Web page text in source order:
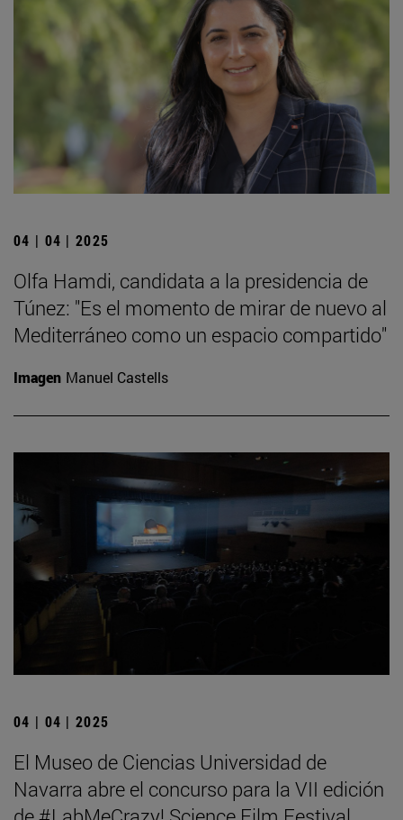
04 | 04 | 2025
Olfa Hamdi, candidata a la presidencia de
Túnez: "Es el momento de mirar de nuevo al
Mediterráneo como un espacio compartido"
Imagen Manuel Castells
04 | 04 | 2025
El Museo de Ciencias Universidad de
Navarra abre el concurso para la VII edición